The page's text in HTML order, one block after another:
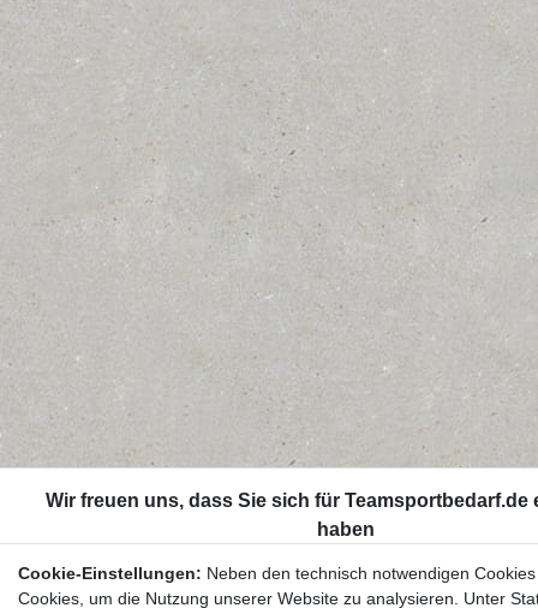
Cookie-Einstellungen: Neben den technisch notwendigen
Cookies, um die Nutzung unserer Website zu analysieren. Unter